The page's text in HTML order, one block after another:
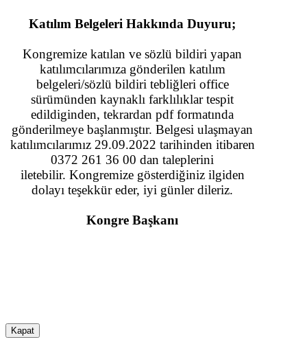
Katılım Belgeleri Hakkında Duyuru;
Kongremize katılan ve sözlü bildiri yapan
katılımcılarımıza gönderilen katılım
belgeleri/sözlü bildiri tebliğleri office
sürümünden kaynaklı farklılıklar tespit
edildiginden, tekrardan pdf formatında
gönderilmeye başlanmıştır. Belgesi ulaşmayan
katılımcılarımız 29.09.2022 tarihinden itibaren
0372 261 36 00 dan taleplerini
iletebilir. Kongremize gösterdiğiniz ilgiden
dolayı teşekkür eder, iyi günler dileriz.
Kongre Başkanı
Kapat